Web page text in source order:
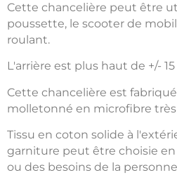
Cette chancelière peut être
poussette, le scooter de
roulant.
L'arrière est plus haut de +/-
Cette chancelière est
molletonné en microfibre
Tissu en coton solide à
garniture peut être choisie
ou des besoins de la